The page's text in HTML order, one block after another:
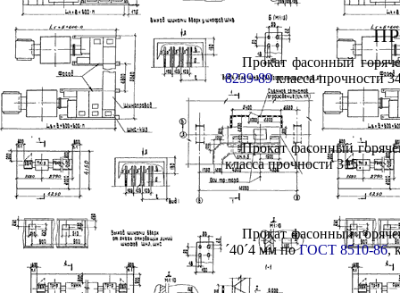
Прокат фасонный
8239-89класса прочности
Прокат фасонный
класса прочности 315:
Прокат фасонный
´40´4 мм поГОСТ 8510-86,